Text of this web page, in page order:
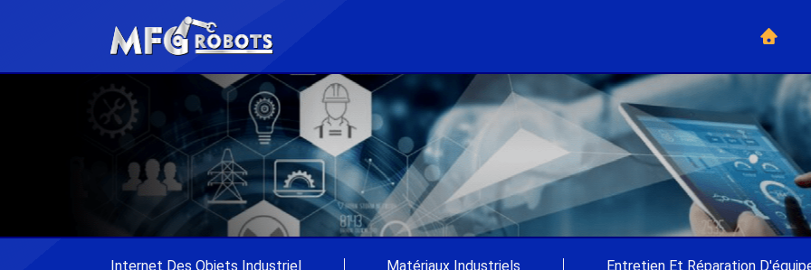
Internet Des Objets Industriel Matériaux Industriels Entretien Et Réparation